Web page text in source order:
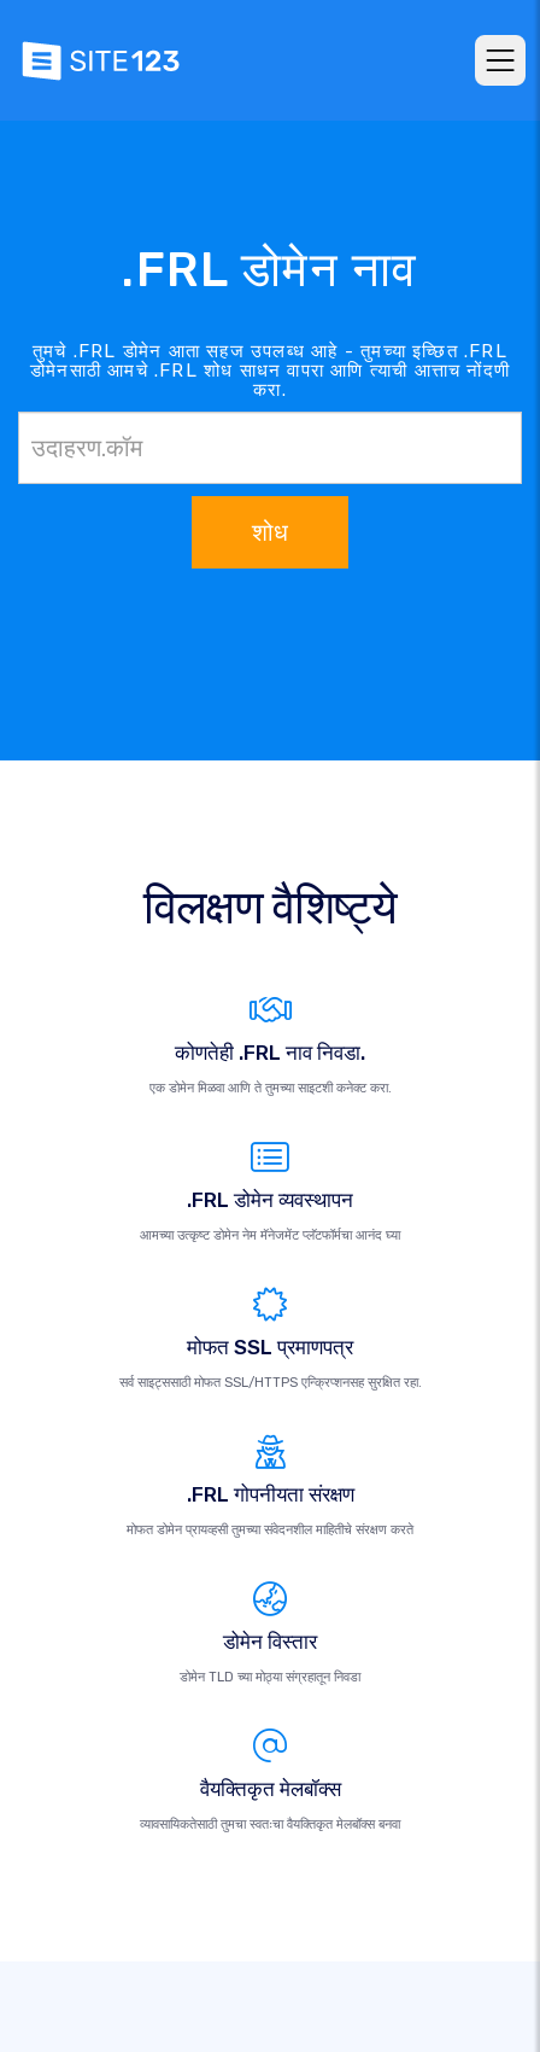
.FRL डोमेन नाव
तुमचे .FRL डोमेन आता सहज उपलब्ध आहे - तुमच्या इच्छित .FRL
डोमेनसाठी आमचे .FRL शोध साधन वापरा आणि त्याची आत्ताच नोंदणी
करा.
शोध
विलक्षण वैशिष्ट्ये
कोणतेही .FRL नाव निवडा.
एक डोमेन मिळवा आणि ते तुमच्या साइटशी कनेक्ट करा.
.FRL डोमेन व्यवस्थापन
आमच्या उत्कृष्ट डोमेन नेम मॅनेजमेंट प्लॅटफॉर्मचा आनंद घ्या
मोफत SSL प्रमाणपत्र
सर्व साइट्ससाठी मोफत SSL/HTTPS एन्क्रिप्शनसह सुरक्षित रहा.
.FRL गोपनीयता संरक्षण
मोफत डोमेन प्रायव्हसी तुमच्या संवेदनशील माहितीचे संरक्षण करते
डोमेन विस्तार
डोमेन TLD च्या मोठ्या संग्रहातून निवडा
वैयक्तिकृत मेलबॉक्स
व्यावसायिकतेसाठी तुमचा स्वतःचा वैयक्तिकृत मेलबॉक्स बनवा